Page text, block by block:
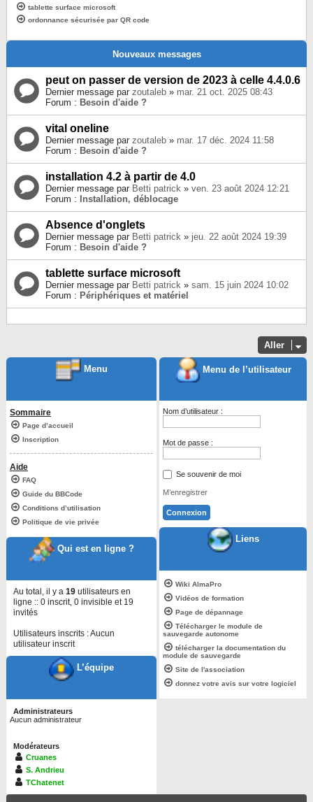
tablette surface microsoft
ordonnance sécurisée par QR code
Nouveaux messages
peut on passer de version de 2023 à celle 4.4.0.6
Dernier message par zoutaleb » mar. 21 oct. 2025 08:43
Forum : Besoin d'aide ?
vital oneline
Dernier message par zoutaleb » mar. 17 déc. 2024 11:58
Forum : Besoin d'aide ?
installation 4.2 à partir de 4.0
Dernier message par Betti patrick » ven. 23 août 2024 12:21
Forum :
Installation, déblocage
Absence d'onglets
Dernier message par Betti patrick » jeu. 22 août 2024 19:39
Forum : Besoin d'aide ?
tablette surface microsoft
Dernier message par Betti patrick » sam. 15 juin 2024 10:02
Forum : Périphériques et matériel
Aller
Menu
Sommaire
Page d’accueil
Inscription
Aide
FAQ
Guide du BBCode
Conditions d’utilisation
Politique de vie privée
Qui est en ligne ?
Au total, il y a 19 utilisateurs en
ligne :: 0 inscrit, 0 invisible et 19
invités
Utilisateurs inscrits : Aucun
utilisateur inscrit
L’équipe
Administrateurs
Aucun administrateur
Modérateurs
Cruanes
S. Andrieu
TChatenet
Menu de l’utilisateur
Nom d’utilisateur :
Mot de passe :
Se souvenir de moi
M’enregistrer
Liens
Wiki AlmaPro
Vidéos de formation
Page de dépannage
Télécharger le module de
sauvegarde autonome
télécharger la documentation du
module de sauvegarde
Site de l'association
donnez votre avis sur votre logiciel